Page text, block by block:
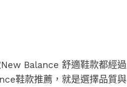
Balance 舒適鞋款都經過
鞋款推薦，就是選擇品質與